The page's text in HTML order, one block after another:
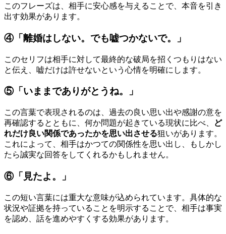
このフレーズは、相手に安心感を与えることで、本音を引き
出す効果があります。
④「離婚はしない。でも嘘つかないで。」
このセリフは相手に対して最終的な破局を招くつもりはない
と伝え、嘘だけは許せないという心情を明確にします。
⑤「いままでありがとうね。」
この言葉で表現されるのは、過去の良い思い出や感謝の意を
再確認するとともに、何か問題が起きている現状に比べ、
ど
れだけ良い関係であったかを思い出させる狙いがあります。
これによって、相手はかつての関係性を思い出し、もしかし
たら誠実な回答をしてくれるかもしれません。
⑥「見たよ。」
この短い言葉には重大な意味が込められています。具体的な
状況や証拠を持っていることを明示することで、相手は事実
を認め、話を進めやすくする効果があります。